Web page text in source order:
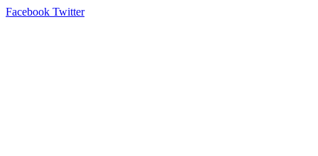
Facebook Twitter